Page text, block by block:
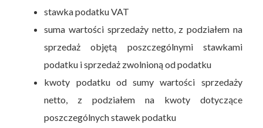
stawka podatku VAT
suma wartości sprzedaży netto, z podziałem na
sprzedaż objętą poszczególnymi stawkami
podatku i sprzedaż zwolnioną od podatku
kwoty podatku od sumy wartości sprzedaży
netto, z podziałem na kwoty dotyczące
poszczególnych stawek podatku